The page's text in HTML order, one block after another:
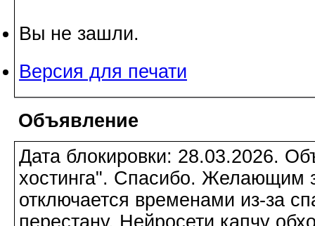
Вы не зашли.
Версия для печати
Объявление
Дата блокировки: 28.03.2026.
хостинга". Спасибо. Желающим
отключается временами из-за